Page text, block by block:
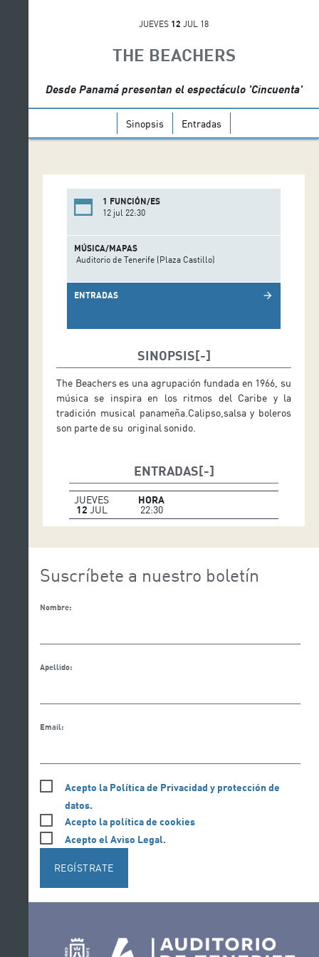
JUEVES 12 JUL 18
THE BEACHERS
Desde Panamá presentan el espectáculo 'Cincuenta'
Sinopsis Entradas
1 FUNCIÓN/ES
12 jul 22:30
MÚSICA/MAPAS
Auditorio de Tenerife (Plaza Castillo)
ENTRADAS arrow_forward
SINOPSIS
The Beachers es una agrupación fundada en 1966, su
música se inspira en los ritmos del Caribe y la
tradición musical panameña.Calipso,salsa y boleros
son parte de su original sonido.
ENTRADAS
JUEVES
12 JUL
HORA
22:30
Suscríbete a nuestro boletín
Nombre:
Apellido:
Email:
Acepto la Política de Privacidad y protección de
datos.
Acepto la política de cookies
Acepto el Aviso Legal.
REGÍSTRATE